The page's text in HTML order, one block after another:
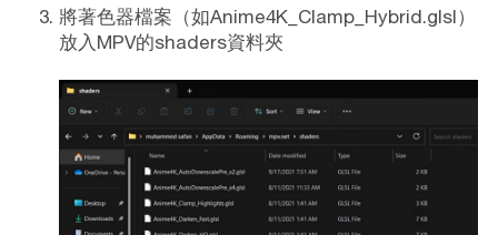
將著色器檔案（如Anime4K_Clamp_Hybrid.glsl）
放入MPV的shaders資料夾